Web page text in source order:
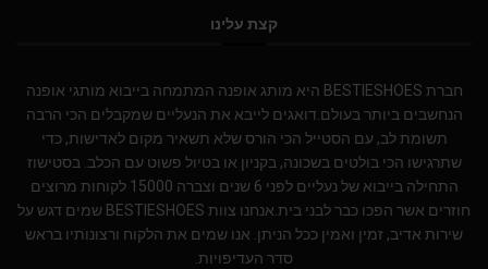
קצת עלינו
חברת BESTIESHOES היא מותג אופנה המתמחה בייבוא מותגי אופנה
הנחשבים ביותר בעולם.דואגים לייבא את הנעליים שמקבלים הכי הרבה
תשומת לב, עם הסטייל הכי הורס שלא תשאיר מקום לאדישות, כדי
שתרגישו הכי בולטים בשכונה, בקניון או בטיול פשוט עם הכלב. בסטישוז
התחילה בייבוא של נעליים לפני 6 שנים וצברה 15000 לקוחות מרוצים
חוזרים אשר הפכו כבר לבני בית.אנחנו צוות BESTIESHOES שמים דגש על
שירות אדיב, זמין ואמין ככל הניתן. אנו שמים את הלקוח ורצונותיו בראש
סדר העדיפויות.